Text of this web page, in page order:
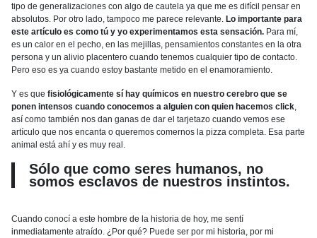
tipo de generalizaciones con algo de cautela ya que me es difícil pensar en
absolutos. Por otro lado, tampoco me parece relevante. Lo importante para
este artículo es como tú y yo experimentamos esta sensación. Para mí,
es un calor en el pecho, en las mejillas, pensamientos constantes en la otra
persona y un alivio placentero cuando tenemos cualquier tipo de contacto.
Pero eso es ya cuando estoy bastante metido en el enamoramiento.
Y es que fisiológicamente sí hay químicos en nuestro cerebro que se
ponen intensos cuando conocemos a alguien con quien hacemos click,
así como también nos dan ganas de dar el tarjetazo cuando vemos ese
artículo que nos encanta o queremos comernos la pizza completa. Esa parte
animal está ahí y es muy real.
Sólo que como seres humanos, no
somos esclavos de nuestros instintos.
Cuando conocí a este hombre de la historia de hoy, me sentí
inmediatamente atraído. ¿Por qué? Puede ser por mi historia, por mi